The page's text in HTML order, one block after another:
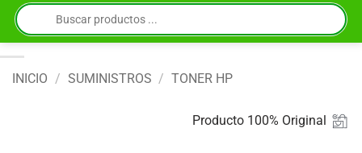
Búsqueda
de
productos
INICIO / SUMINISTROS / TONER HP
Producto 100% Original